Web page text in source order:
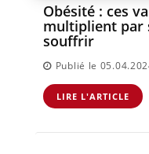
Obésité : ces
multiplient par
souffrir
Publié le
LIRE L'ARTICLE